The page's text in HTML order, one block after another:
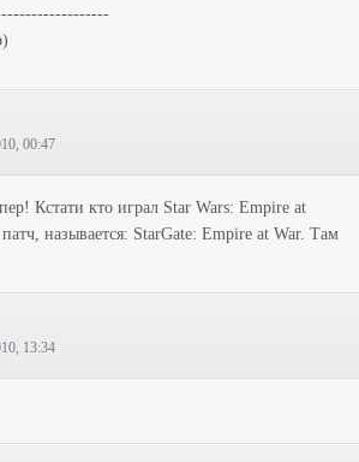
00:47
Кстати кто играл Star Wars: Empire at
называется: StarGate: Empire at War. Там
13:34